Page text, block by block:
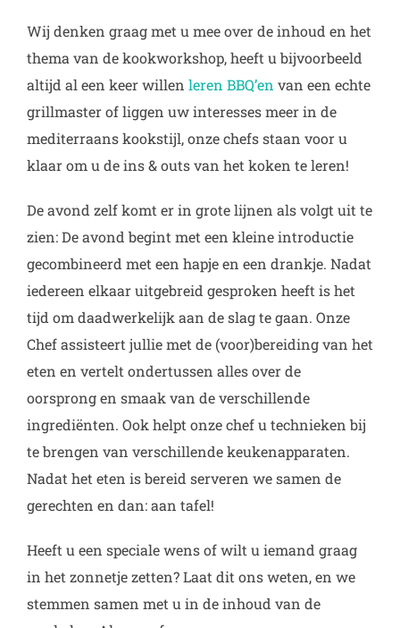
Wij denken graag met u mee over de inhoud en het
thema van de kookworkshop, heeft u bijvoorbeeld
altijd al een keer willen leren BBQ’en van een echte
grillmaster of liggen uw interesses meer in de
mediterraans kookstijl, onze chefs staan voor u
klaar om u de ins & outs van het koken te leren!
De avond zelf komt er in grote lijnen als volgt uit te
zien: De avond begint met een kleine introductie
gecombineerd met een hapje en een drankje. Nadat
iedereen elkaar uitgebreid gesproken heeft is het
tijd om daadwerkelijk aan de slag te gaan. Onze
Chef assisteert jullie met de (voor)bereiding van het
eten en vertelt ondertussen alles over de
oorsprong en smaak van de verschillende
ingrediënten. Ook helpt onze chef u technieken bij
te brengen van verschillende keukenapparaten.
Nadat het eten is bereid serveren we samen de
gerechten en dan: aan tafel!
Heeft u een speciale wens of wilt u iemand graag
in het zonnetje zetten? Laat dit ons weten, en we
stemmen samen met u in de inhoud van de